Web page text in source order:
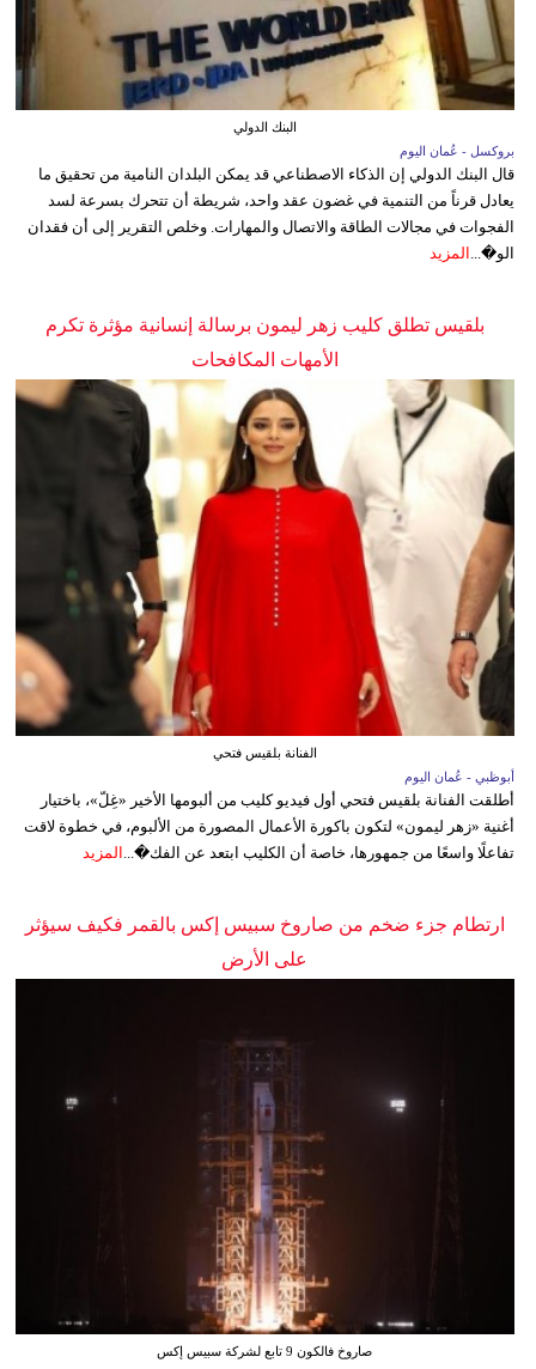
البنك الدولي
بروكسل - عُمان اليوم
قال البنك الدولي إن الذكاء الاصطناعي قد يمكن البلدان النامية من تحقيق ما
يعادل قرناً من التنمية في غضون عقد واحد، شريطة أن تتحرك بسرعة لسد
الفجوات في مجالات الطاقة والاتصال والمهارات. وخلص التقرير إلى أن فقدان
الو�...
المزيد
بلقيس تطلق كليب زهر ليمون برسالة إنسانية مؤثرة تكرم
الأمهات المكافحات
الفنانة بلقيس فتحي
أبوظبي - عُمان اليوم
أطلقت الفنانة بلقيس فتحي أول فيديو كليب من ألبومها الأخير «غِلّ»، باختيار
أغنية «زهر ليمون» لتكون باكورة الأعمال المصورة من الألبوم، في خطوة لاقت
تفاعلًا واسعًا من جمهورها، خاصة أن الكليب ابتعد عن الفك�... المزيد
ارتطام جزء ضخم من صاروخ سبيس إكس بالقمر فكيف سيؤثر
على الأرض
صاروخ فالكون 9 تابع لشركة سبيس إكس